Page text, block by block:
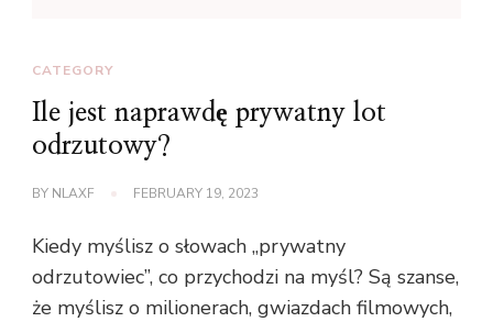
CATEGORY
Ile jest naprawdę prywatny lot
odrzutowy?
BY NLAXF FEBRUARY 19, 2023
Kiedy myślisz o słowach „prywatny
odrzutowiec”, co przychodzi na myśl? Są szanse,
że myślisz o milionerach, gwiazdach filmowych,